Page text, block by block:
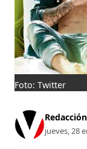
Foto: Twitter
Redacción
jueves, 28